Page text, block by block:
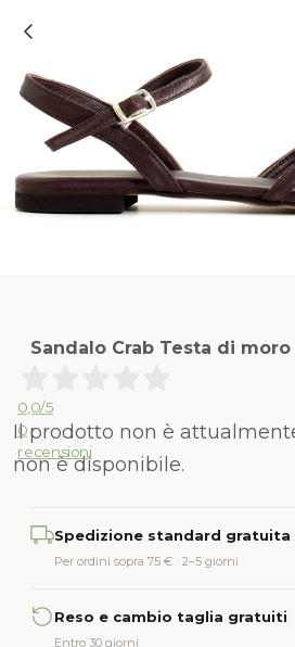
Sandalo Crab Testa di moro
0,0/5
0
recensioni
Il prodotto non è
non è disponibile.
Spedizione standard gratuita
Per ordini sopra 75 € · 2–5 giorni
Reso e cambio taglia gratuiti
Entro 30 giorni